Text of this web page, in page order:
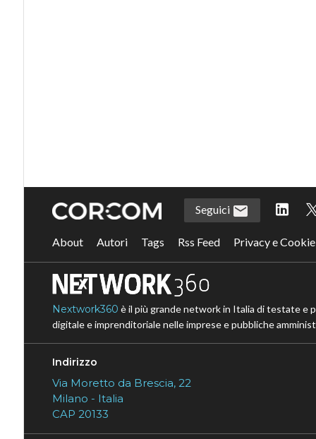
Seguici
About Autori Tags Rss Feed Privacy e
Nextwork360 è il più grande network in Italia di testate e
digitale e imprenditoriale nelle imprese e pubbliche
Indirizzo
Via Moretto da Brescia, 22
Milano - Italia
CAP 20133